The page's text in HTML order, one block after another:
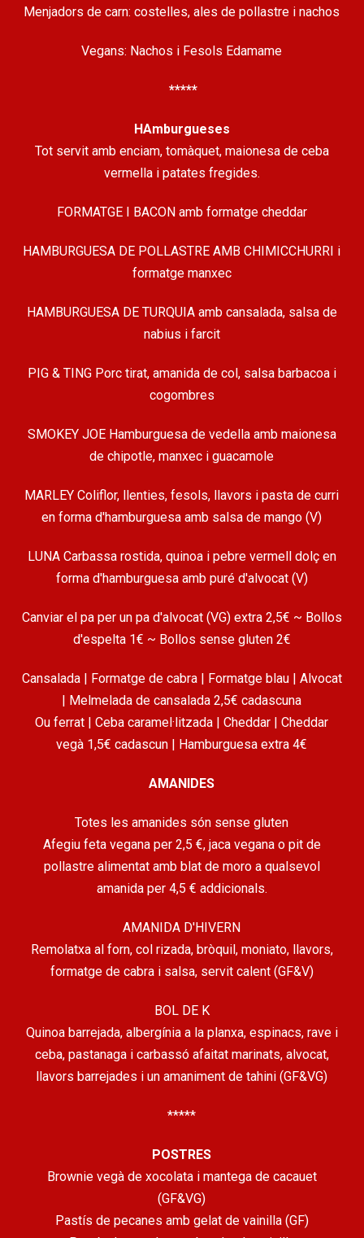
Menjadors de carn: costelles, ales de pollastre i nachos
Vegans: Nachos i Fesols Edamame
*****
HAmburgueses
Tot servit amb enciam, tomàquet, maionesa de ceba
vermella i patates fregides.
FORMATGE I BACON amb formatge cheddar
HAMBURGUESA DE POLLASTRE AMB CHIMICCHURRI i
formatge manxec
HAMBURGUESA DE TURQUIA amb cansalada, salsa de
nabius i farcit
PIG & TING Porc tirat, amanida de col, salsa barbacoa i
cogombres
SMOKEY JOE Hamburguesa de vedella amb maionesa
de chipotle, manxec i guacamole
MARLEY Coliflor, llenties, fesols, llavors i pasta de curri
en forma d'hamburguesa amb salsa de mango (V)
LUNA Carbassa rostida, quinoa i pebre vermell dolç en
forma d'hamburguesa amb puré d'alvocat (V)
Canviar el pa per un pa d'alvocat (VG) extra 2,5€ ~ Bollos
d'espelta 1€ ~ Bollos sense gluten 2€
Cansalada | Formatge de cabra | Formatge blau | Alvocat
| Melmelada de cansalada 2,5€ cadascuna
Ou ferrat | Ceba caramel·litzada | Cheddar | Cheddar
vegà 1,5€ cadascun | Hamburguesa extra 4€
AMANIDES
Totes les amanides són sense gluten
Afegiu feta vegana per 2,5 €, jaca vegana o pit de
pollastre alimentat amb blat de moro a qualsevol
amanida per 4,5 € addicionals.
AMANIDA D'HIVERN
Remolatxa al forn, col rizada, bròquil, moniato, llavors,
formatge de cabra i salsa, servit calent (GF&V)
BOL DE K
Quinoa barrejada, albergínia a la planxa, espinacs, rave i
ceba, pastanaga i carbassó afaitat marinats, alvocat,
llavors barrejades i un amaniment de tahini (GF&VG)
*****
POSTRES
Brownie vegà de xocolata i mantega de cacauet
(GF&VG)
Pastís de pecanes amb gelat de vainilla (GF)